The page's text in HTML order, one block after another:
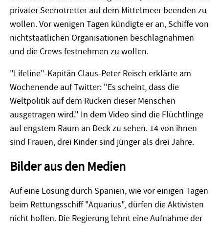
privater Seenotretter auf dem Mittelmeer beenden zu
wollen. Vor wenigen Tagen kündigte er an, Schiffe von
nichtstaatlichen Organisationen beschlagnahmen
und die Crews festnehmen zu wollen.
"Lifeline"-Kapitän Claus-Peter Reisch erklärte am
Wochenende auf Twitter: "Es scheint, dass die
Weltpolitik auf dem Rücken dieser Menschen
ausgetragen wird." In dem Video sind die Flüchtlinge
auf engstem Raum an Deck zu sehen. 14 von ihnen
sind Frauen, drei Kinder sind jünger als drei Jahre.
Bilder aus den Medien
Auf eine Lösung durch Spanien, wie vor einigen Tagen
beim Rettungsschiff "Aquarius", dürfen die Aktivisten
nicht hoffen. Die Regierung lehnt eine Aufnahme der